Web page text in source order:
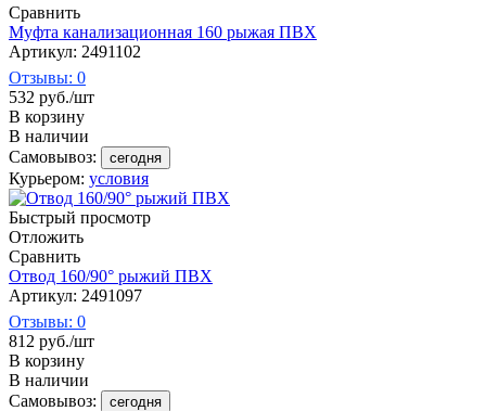
Сравнить
Муфта канализационная 160 рыжая ПВХ
Артикул: 2491102
Отзывы: 0
532 руб./шт
В корзину
В наличии
Самовывоз:
сегодня
Курьером: условия
Быстрый просмотр
Отложить
Сравнить
Отвод 160/90° рыжий ПВХ
Артикул: 2491097
Отзывы: 0
812 руб./шт
В корзину
В наличии
Самовывоз:
сегодня